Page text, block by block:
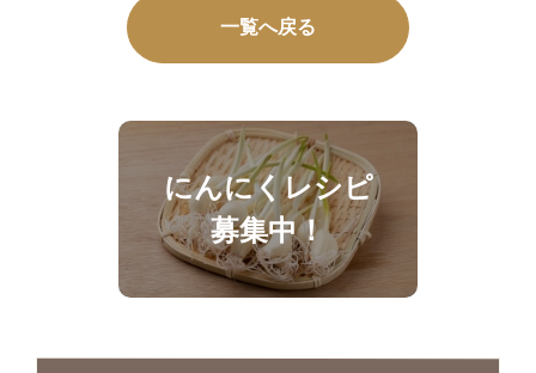
にんにくレシピ
募集中！
一覧へ戻る